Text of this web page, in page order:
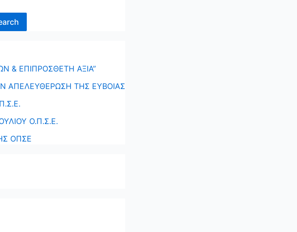
& ΕΠΙΠΡΟΣΘΕΤΗ ΑΞΙΑ”
ΑΠΕΛΕΥΘΕΡΩΣΗ ΤΗΣ ΕΥΒΟΙΑΣ
Ο.Π.Σ.Ε.
ΟΠΣΕ